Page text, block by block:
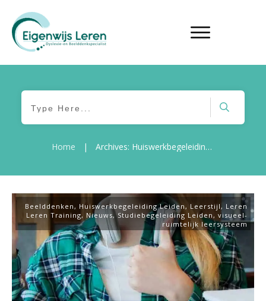
Home | Archives: Huiswerkbegeleiding Leiden
Beelddenken , Huiswerkbegeleiding Leiden, Leerstijl , Leren
Leren Training, Nieuws,Studiebegeleiding Leiden , visueel-
ruimtelijk leersysteem